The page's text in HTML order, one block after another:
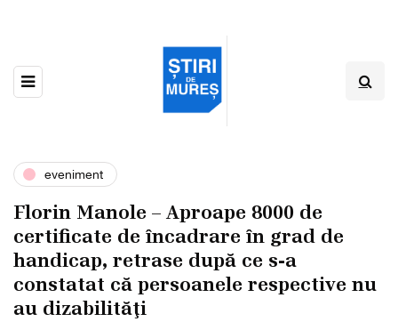
eveniment
Florin Manole – Aproape 8000 de
certificate de încadrare în grad de
handicap, retrase după ce s-a
constatat că persoanele respective nu
au dizabilităţi